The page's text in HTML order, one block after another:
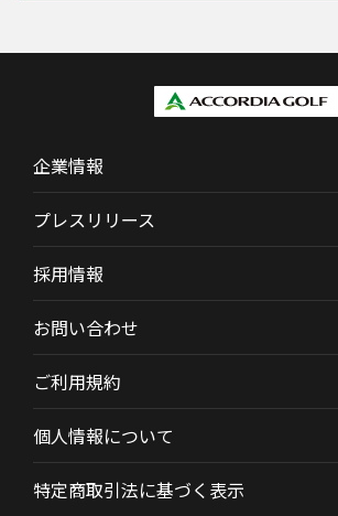
企業情報
プレスリリース
採用情報
お問い合わせ
ご利用規約
個人情報について
特定商取引法に基づく表示